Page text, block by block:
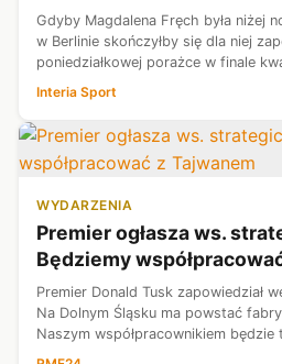
Gdyby Magdalena Fręch była niżej
w Berlinie skończyłby się dla niej
poniedziałkowej porażce w finale
rozstawiona przegrana z t...
Interia Sport
WYDARZENIA
Premier ogłasza ws.
Będziemy
Premier Donald Tusk zapowiedział
Na Dolnym Śląsku ma powstać
Naszym współpracownikiem